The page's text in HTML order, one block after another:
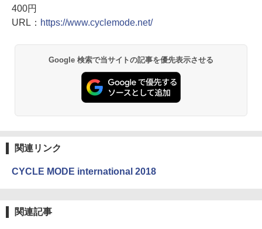
400円
URL： https://www.cyclemode.net/
Google 検索で当サイトの記事を優先表示させる
関連リンク
CYCLE MODE international 2018
関連記事